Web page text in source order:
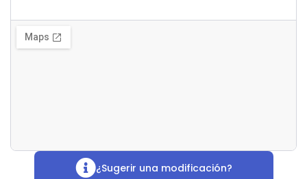
¿Sugerir una modificación?